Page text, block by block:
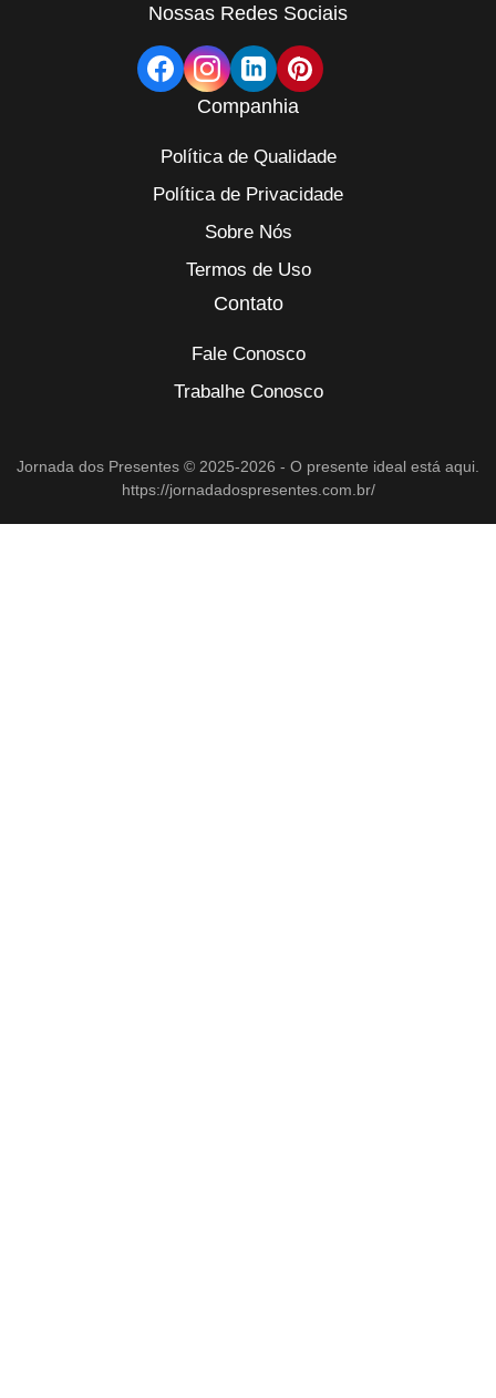
Nossas Redes Sociais
Companhia
Política de Qualidade
Política de Privacidade
Sobre Nós
Termos de Uso
Contato
Fale Conosco
Trabalhe Conosco
Jornada dos Presentes © 2025-2026 - O presente ideal está aqui.
https://jornadadospresentes.com.br/